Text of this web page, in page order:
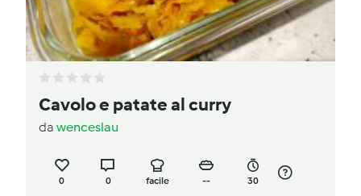
Cavolo e patate al curry
da wenceslau
0 0 facile -- 30